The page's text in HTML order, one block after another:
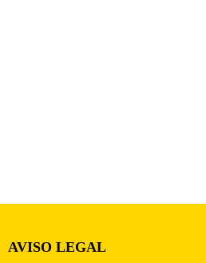
AVISO LEGAL